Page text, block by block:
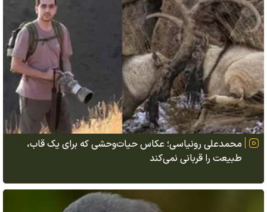
محمدعلی رونیاسی؛ عکاس حیات‌وحشی که برای یک قاب،
طبیعت را قربانی نمی‌کند